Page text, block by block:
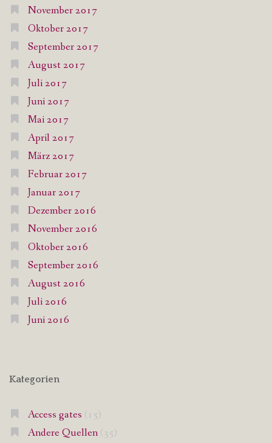
November 2017
Oktober 2017
September 2017
August 2017
Juli 2017
Juni 2017
Mai 2017
April 2017
März 2017
Februar 2017
Januar 2017
Dezember 2016
November 2016
Oktober 2016
September 2016
August 2016
Juli 2016
Juni 2016
Kategorien
Access gates (15)
Andere Quellen(35)